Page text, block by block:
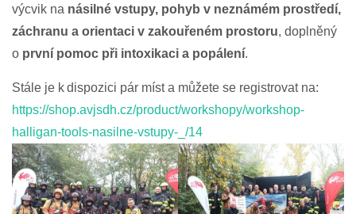
výcvik na násilné vstupy, pohyb v neznámém prostředí,
záchranu a orientaci v zakouřeném prostoru, doplněný
o první pomoc při intoxikaci a popálení.
Stále je k dispozici pár míst a můžete se registrovat na:
https://shop.avjsdh.cz/product/workshopy/workshop-
halligan-tools-nasilne-vstupy-_/14